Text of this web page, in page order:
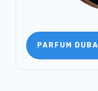
PARFUM DUBAI